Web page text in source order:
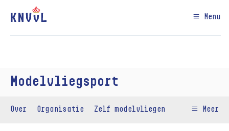
Menu
Modelvliegsport
Over Organisatie Zelf modelvliegen Meer